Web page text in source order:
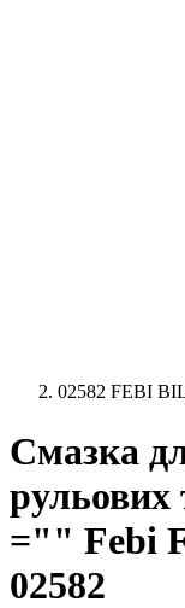
02582 FEBI
Смазка
рульових
="" Febi
02582